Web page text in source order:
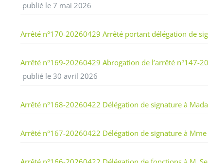
publié le 7 mai 2026
Arrêté n°170-20260429 Arrêté portant délégation de
Arrêté n°169-20260429 Abrogation de l’arrêté n°147-
publié le 30 avril 2026
Arrêté n°168-20260422 Délégation de signature à
Arrêté n°167-20260422 Délégation de signature à Mme